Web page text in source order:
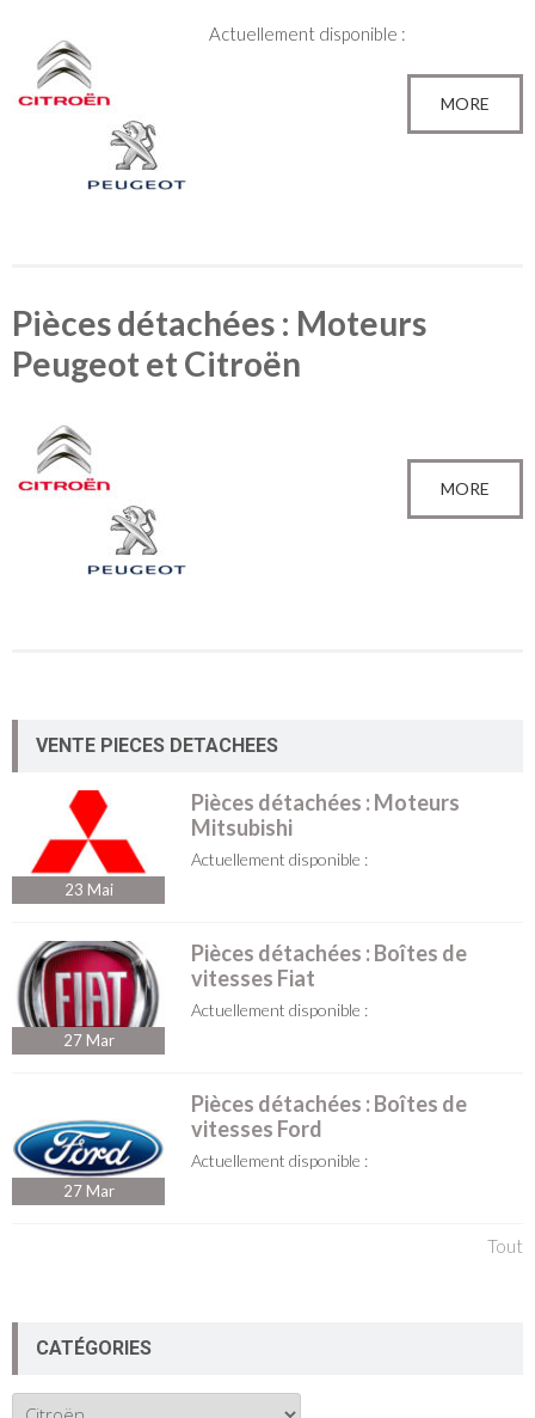
Actuellement disponible :
MORE
Pièces détachées : Moteurs
Peugeot et Citroën
MORE
VENTE PIECES DETACHEES
23 Mai
Pièces détachées : Moteurs
Mitsubishi
Actuellement disponible :
27 Mar
Pièces détachées : Boîtes de
vitesses Fiat
Actuellement disponible :
27 Mar
Pièces détachées : Boîtes de
vitesses Ford
Actuellement disponible :
Tout
CATÉGORIES
Catégories